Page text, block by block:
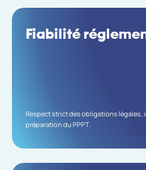
Fiabilité
Respect strict des obligations légales,
préparation du PPPT.